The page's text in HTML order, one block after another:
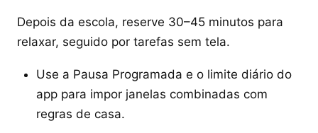
Depois da escola, reserve 30–45 minutos para
relaxar, seguido por tarefas sem tela.
Use a Pausa Programada e o limite diário do
app para impor janelas combinadas com
regras de casa.